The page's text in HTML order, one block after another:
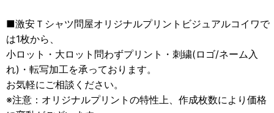
■激安Ｔシャツ問屋オリジナルプリントビジュアルコイワで
は1枚から、
小ロット・大ロット問わずプリント・刺繍(ロゴ/ネーム入
れ)・転写加工を承っております。
お気軽にご相談ください。
※注意：オリジナルプリントの特性上、作成枚数により価格